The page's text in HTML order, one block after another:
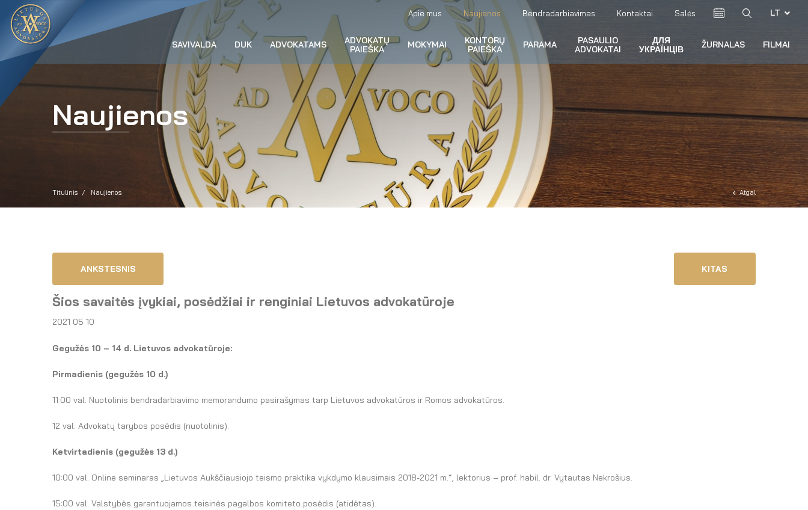
Apie mus Naujienos Bendradarbiavimas Kontaktai Salės LT
SAVIVALDA DUK ADVOKATAMS
ADVOKATŲ
PAIEŠKA
MOKYMAI
KONTORŲ
PAIEŠKA
PARAMA
PASAULIO
ADVOKATAI
ДЛЯ
УКРАЇНЦІВ
ŽURNALAS FILMAI
Naujienos
Titulinis Naujienos Atgal
ANKSTESNIS KITAS
Šios savaitės įvykiai, posėdžiai ir renginiai Lietuvos advokatūroje
2021 05 10
Gegužės 10 – 14 d. Lietuvos advokatūroje:
Pirmadienis (gegužės 10 d.)
11:00 val. Nuotolinis bendradarbiavimo memorandumo pasirašymas tarp Lietuvos advokatūros ir Romos advokatūros.
12 val. Advokatų tarybos posėdis (nuotolinis).
Ketvirtadienis (gegužės 13 d.)
10:00 val. Online seminaras „Lietuvos Aukščiausiojo teismo praktika vykdymo klausimais 2018-2021 m.“, lektorius – prof. habil. dr. Vytautas Nekrošius.
15:00 val. Valstybės garantuojamos teisinės pagalbos komiteto posėdis (atidėtas).